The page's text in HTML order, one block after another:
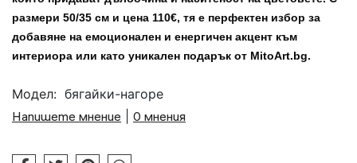
размери 50/35 см и цена 110€, тя е перфектен избор за
добавяне на емоционален и енергичен акцент към
интериора или като уникален подарък от MitoArt.bg.
Модел: бягайки-нагоре
Напишете мнение
0 мнения